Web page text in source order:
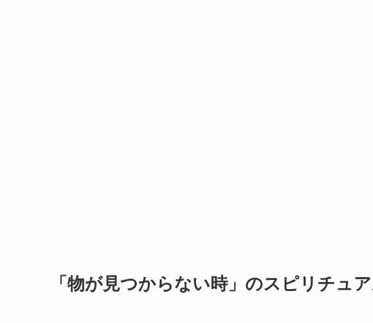
「物が見つからない時」のスピリチュ